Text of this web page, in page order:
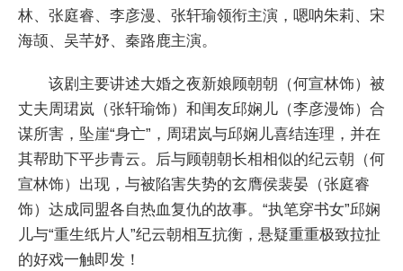
林、张庭睿、李彦漫、张轩瑜领衔主演，嗯呐朱莉、宋
海颉、吴芊妤、秦路鹿主演。
该剧主要讲述大婚之夜新娘顾朝朝（何宣林饰）被
丈夫周珺岚（张轩瑜饰）和闺友邱娴儿（李彦漫饰）合
谋所害，坠崖“身亡”，周珺岚与邱娴儿喜结连理，并在
其帮助下平步青云。后与顾朝朝长相相似的纪云朝（何
宣林饰）出现，与被陷害失势的玄膺侯裴晏（张庭睿
饰）达成同盟各自热血复仇的故事。“执笔穿书女”邱娴
儿与“重生纸片人”纪云朝相互抗衡，悬疑重重极致拉扯
的好戏一触即发！